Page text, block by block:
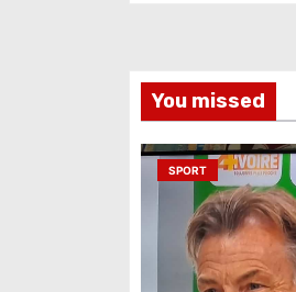
l
’
a
r
You missed
SPORT